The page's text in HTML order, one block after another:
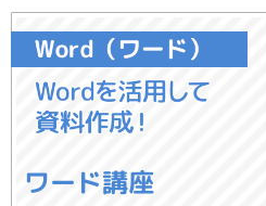
ワード講座